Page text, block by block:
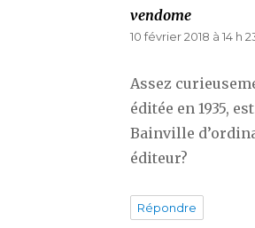
vendome
10 février 2018 à 14 h
Assez
éditée en 1935,
Bainville
éditeur?
Répondre